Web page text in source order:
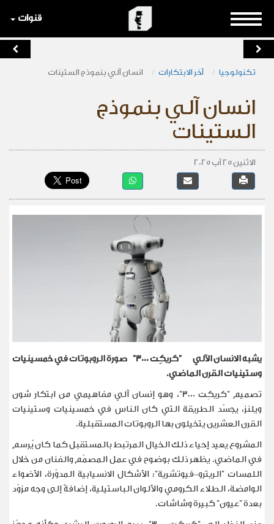
قنوات
تكنولوجيا آخر الابتكارات انسان آلي بنموذج الستينات
انسان آلي بنموذج
الستينات
الاثنين 25 آب 2025
يشبه الانسان الآلي "كريكِت 3000 " صورة الروبوتات في خمسينيات
وستينيات القرن الماضي.
تصميم "كريكِت 3000"، وهو إنسان آلي مفاهيمي من ابتكار شون
ويلنز، يجسّد الطريقة التي كان الناس في خمسينيات وستينيات
القرن العشرين يتخيلون بها الروبوتات المستقبلية.
المشروع يعيد إحياء ذلك الخيال المرتبط بالمستقبل كما كان يُرسم
في الماضي. يظهر ذلك بوضوح في عمل المصمّم والفنان من خلال
اللمسات "الريترو-فيوتشرية": الأشكال الانسيابية المدوّرة، الأضواء
الوامضة، الطلاء الكرومي والألوان الباستيلية، إضافةً إلى وجه مزوّد
بعدة "عيون" كبيرة وشاشات.